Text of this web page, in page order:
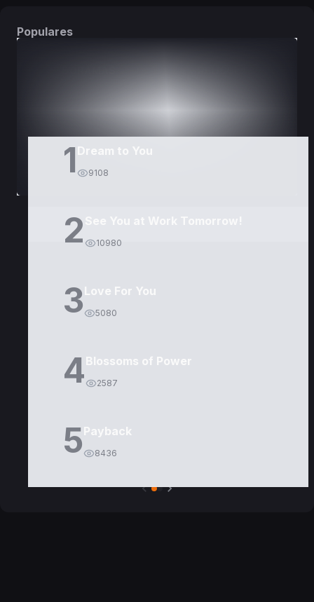
Populares
1 Dream to You
9108
2 10980
3Love For You
5080
4Blossoms of Power
2587
5Payback
8436